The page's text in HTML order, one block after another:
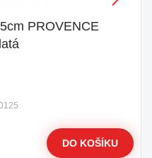
PROVENCE
DO KOŠÍKU